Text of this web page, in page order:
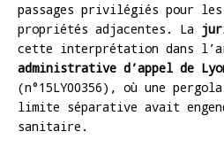
passages privilégiés pour
propriétés adjacentes. La
cette interprétation dans
administrative d’appel de
(n°15LY00356), où une
limite séparative avait
sanitaire.